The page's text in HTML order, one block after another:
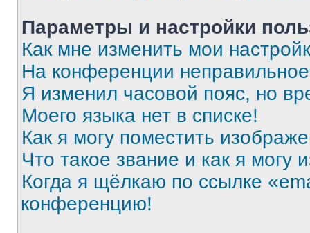
Параметры и настройки
Как мне изменить мои
На конференции
Я изменил часовой пояс, но
Моего языка нет в списке!
Как я могу поместить
Что такое звание и как я могу
Когда я щёлкаю по ссылке
конференцию!